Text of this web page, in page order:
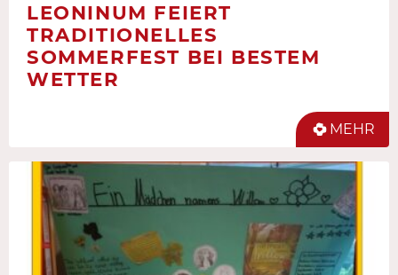
LEONINUM FEIERT
TRADITIONELLES
SOMMERFEST BEI BESTEM
WETTER
MEHR